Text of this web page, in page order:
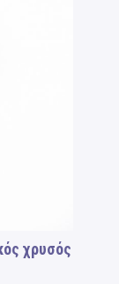
χρυσός